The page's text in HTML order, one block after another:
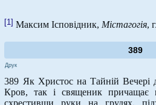
[1] Максим Ісповідник,Містагогія,
389
Друк
389 Як Христос на Тайній Вечері
Кров, так і священик причащає
схрестивши руки на грудях,